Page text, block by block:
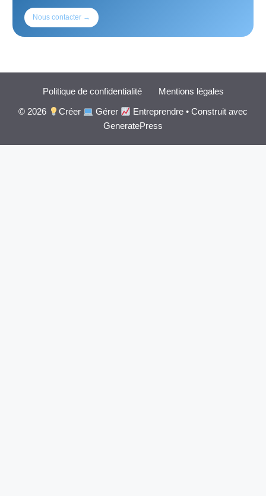
Nous contacter →
Politique de confidentialité Mentions légales
© 2026
Créer Gérer Entreprendre • Construit avec
GeneratePress